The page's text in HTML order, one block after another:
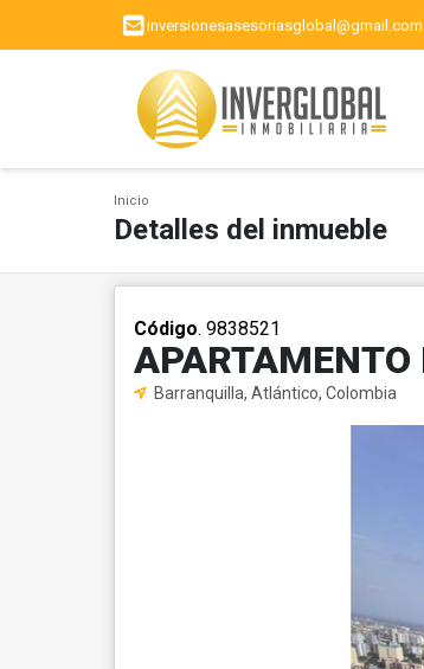
inversionesasesoriasglobal@gmail.com
Inicio
Detalles del inmueble
Código. 9838521
APARTAMENTO
Barranquilla, Atlántico, Colombia